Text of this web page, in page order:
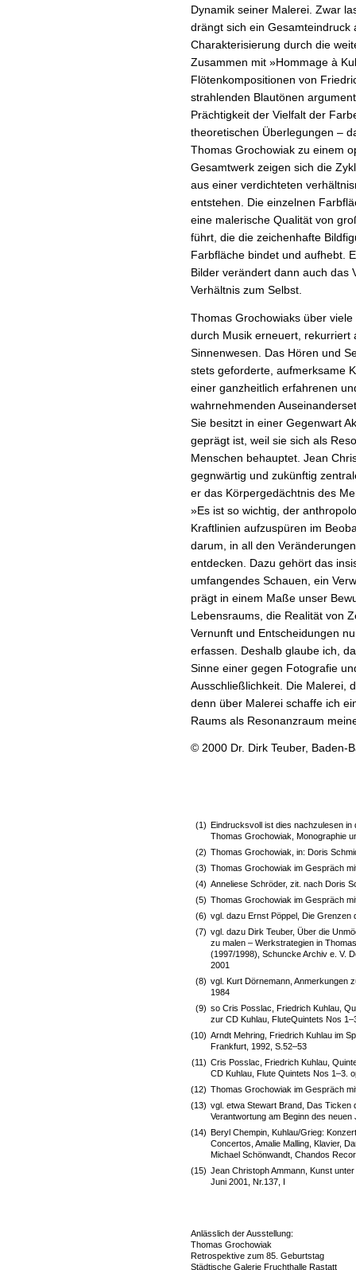
Dynamik seiner Malerei. Zwar
drängt sich ein
Charakterisierung durch die
Zusammen mit »Hommage à
Flötenkompositionen von
strahlenden Blautönen
Prächtigkeit der Vielfalt der
theoretischen Überlegungen –
Thomas Grochowiak zu einem
Gesamtwerk zeigen sich die
aus einer verdichteten
entstehen. Die einzelnen
eine malerische Qualität von
führt, die die zeichenhafte
Farbfläche bindet und aufhebt.
Bilder verändert dann auch das
Verhältnis zum Selbst.
Thomas Grochowiaks über
durch Musik erneuert, rekurriert
Sinnenwesen. Das Hören und
stets geforderte, aufmerksame
einer ganzheitlich erfahrenen
wahrnehmenden
Sie besitzt in einer Gegenwart
geprägt ist, weil sie sich als
Menschen behauptet. Jean
gegnwärtig und zukünftig
er das Körpergedächtnis des
»Es ist so wichtig, der
Kraftlinien aufzuspüren im
darum, in all den
entdecken. Dazu gehört das
umfangendes Schauen, ein
prägt in einem Maße unser
Lebensraums, die Realität von
Vernunft und Entscheidungen
erfassen. Deshalb glaube ich,
Sinne einer gegen Fotografie
Ausschließlichkeit. Die Malerei,
denn über Malerei schaffe ich
Raums als Resonanzraum
© 2000 Dr. Dirk Teuber, Baden-
(1) Eindrucksvoll ist dies nachzulesen
Thomas Grochowiak, Monographie
(2) Thomas Grochowiak, in: Doris
(3) Thomas Grochowiak im Gespräch
(4) Anneliese Schröder, zit. nach Doris
(5) Thomas Grochowiak im Gespräch
(6) vgl. dazu Ernst Pöppel, Die Grenzen
(7) vgl. dazu Dirk Teuber, Über die
zu malen – Werkstrategien in
(1997/1998), Schuncke Archiv e. V.
2001
(8) vgl. Kurt Dörnemann, Anmerkungen
1984
(9) so Cris Posslac, Friedrich Kuhlau,
zur CD Kuhlau, FluteQuintets Nos
(10) Arndt Mehring, Friedrich Kuhlau im
Frankfurt, 1992, S.52–53
(11) Cris Posslac, Friedrich Kuhlau,
CD Kuhlau, Flute Quintets Nos 1–3.
(12) Thomas Grochowiak im Gespräch
(13) vgl. etwa Stewart Brand, Das Ticken
Verantwortung am Beginn des
(14) Beryl Chempin, Kuhlau/Grieg:
Concertos, Amalie Malling, Klavier,
Michael Schönwandt, Chandos
(15) Jean Christoph Ammann, Kunst
Juni 2001, Nr.137, I
Anlässlich der Ausstellung:
Thomas Grochowiak
Retrospektive zum 85. Geburtstag
Städtische Galerie Fruchthalle Rastatt